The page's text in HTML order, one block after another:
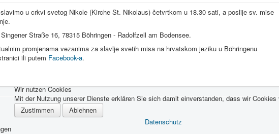
u crkvi svetog Nikole (Kirche St. Nikolaus) četvrtkom u 18.30 sati, a poslije sv. mise
Straße 16, 78315 Böhringen - Radolfzell am Bodensee.
promjenama vezanima za slavlje svetih misa na hrvatskom jeziku u Böhringenu
ili putem Facebook-a.
Wir nutzen Cookies
Mit der Nutzung unserer Dienste erklären Sie sich damit einverstanden, dass wir Cookies
Zustimmen
Ablehnen
Datenschutz